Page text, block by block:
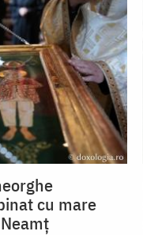
cu mare